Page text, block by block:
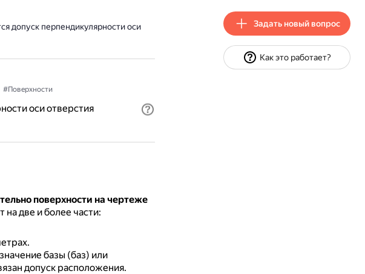
допуск перпендикулярности оси
#Поверхности
оси отверстия
поверхности на чертеже
на две и более части:
базы (баз) или
допуск расположения.
Задать новый вопрос
Как это работает?